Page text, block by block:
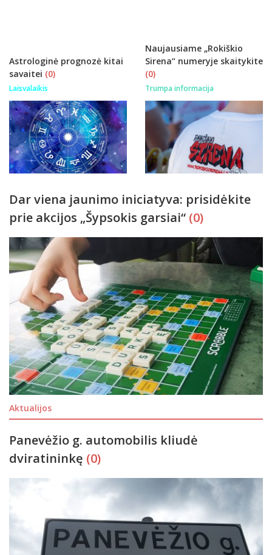
Astrologinė prognozė kitai
savaitei (0)
Laisvalaikis
Naujausiame „Rokiškio
Sirena“ numeryje skaitykite
(0)
Trumpa informacija
Dar viena jaunimo iniciatyva: prisidėkite
prie akcijos „Šypsokis garsiai“ (0)
Aktualijos
Panevėžio g. automobilis kliudė
dviratininkę (0)